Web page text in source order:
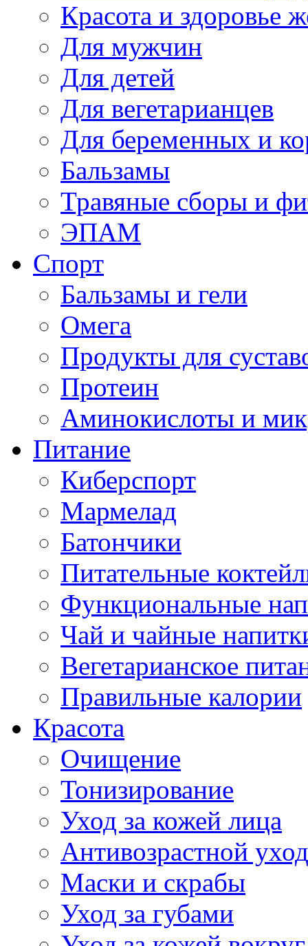
Красота и здоровье
Для мужчин
Для детей
Для вегетарианцев
Для беременных и
Бальзамы
Травяные сборы и
ЭПАМ
Спорт
Бальзамы и гели
Омега
Продукты для
Протеин
Аминокислоты и
Питание
Киберспорт
Мармелад
Батончики
Питательные
Функциональные
Чай и чайные
Вегетарианское
Правильные калории
Красота
Очищение
Тонизирование
Уход за кожей лица
Антивозрастной уход
Маски и скрабы
Уход за губами